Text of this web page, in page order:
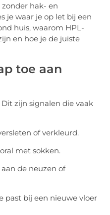
hak- en
je waar je op let bij een
huis, waarom HPL-
en hoe je de juiste
toe aan
zijn signalen die vaak
of verkleurd.
met sokken.
de neuzen of
past bij een nieuwe vloer